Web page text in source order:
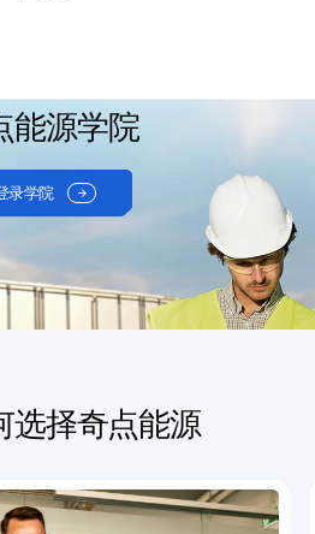
能源学院
录学院 
选择奇点能源